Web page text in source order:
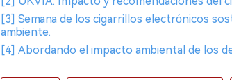
[3] Semana de los cigarrillos electrónicos
ambiente.
[4] Abordando el impacto ambiental de los